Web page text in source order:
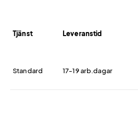
Tjänst Leveranstid
Standard 17-19 arb.dagar